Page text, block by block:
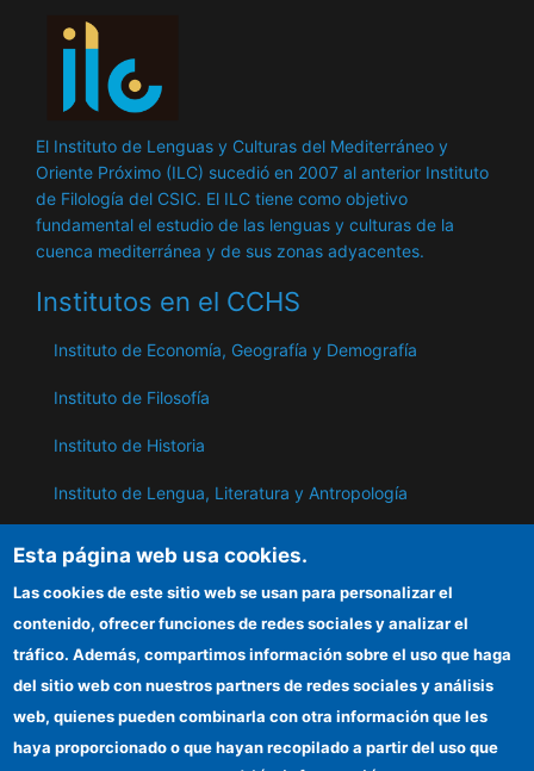
El Instituto de Lenguas y Culturas del Mediterráneo y
Oriente Próximo (ILC) sucedió en 2007 al anterior Instituto
de Filología del CSIC. El ILC tiene como objetivo
fundamental el estudio de las lenguas y culturas de la
cuenca mediterránea y de sus zonas adyacentes.
Institutos en el CCHS
Instituto de Economía, Geografía y Demografía
Instituto de Filosofía
Instituto de Historia
Instituto de Lengua, Literatura y Antropología
Oriente Próximo
ILC
Sede electrónica CSIC
Esta página web usa cookies.
Las cookies de este sitio web se usan para personalizar el
contenido, ofrecer funciones de redes sociales y analizar el
tráfico. Además, compartimos información sobre el uso que haga
del sitio web con nuestros partners de redes sociales y análisis
web, quienes pueden combinarla con otra información que les
haya proporcionado o que hayan recopilado a partir del uso que